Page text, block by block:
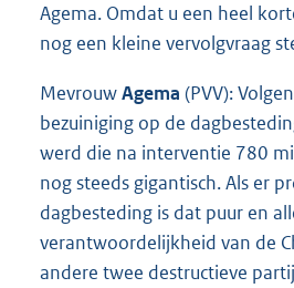
Agema. Omdat u een heel
nog een kleine vervolgvraag
MevrouwAgema (PVV):
bezuiniging op de
werd die na interventie 780
nog steeds gigantisch. Als er
dagbesteding is dat puur en
verantwoordelijkheid van de
andere twee destructieve